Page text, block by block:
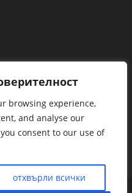
browsing experience,
and analyse our
consent to our use of
отхвърли всички